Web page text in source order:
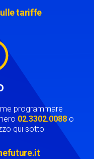
tariffe
programmare
02.3302.0088 o
qui sotto